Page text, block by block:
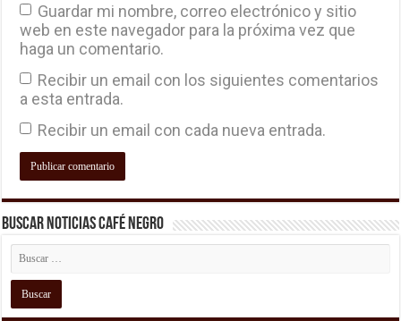
Guardar mi nombre, correo electrónico y sitio
web en este navegador para la próxima vez que
haga un comentario.
Recibir un email con los siguientes comentarios
a esta entrada.
Recibir un email con cada nueva entrada.
Buscar Noticias Café Negro